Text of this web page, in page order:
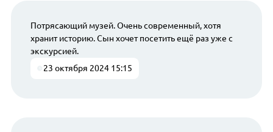
Потрясающий музей. Очень современный, хотя
хранит историю. Сын хочет посетить ещё раз уже с
экскурсией.
23 октября 2024 15:15